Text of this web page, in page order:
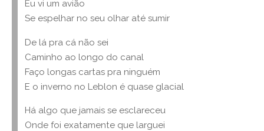
Eu vi um avião
Se espelhar no seu olhar até sumir
De lá pra cá não sei
Caminho ao longo do canal
Faço longas cartas pra ninguém
E o inverno no Leblon é quase glacial
Há algo que jamais se esclareceu
Onde foi exatamente que larguei